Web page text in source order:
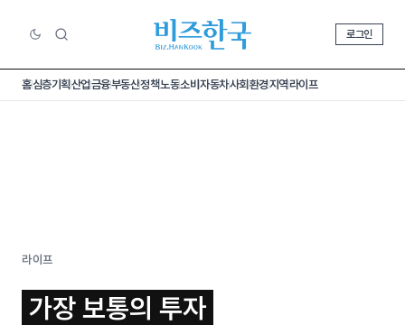
로그인
홈심층기획산업금융부동산정책노동소비 자동차사회환경지역라이프
라이프
가장 보통의 투자